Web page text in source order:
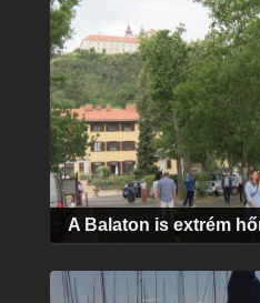
A Balaton is extrém